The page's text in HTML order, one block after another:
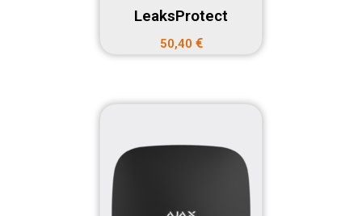
LeaksProtect
50,40 €